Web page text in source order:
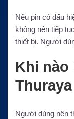
Nếu pin có dấu
không nên tiếp
thiết bị. Người
Khi nào
Người dùng nên